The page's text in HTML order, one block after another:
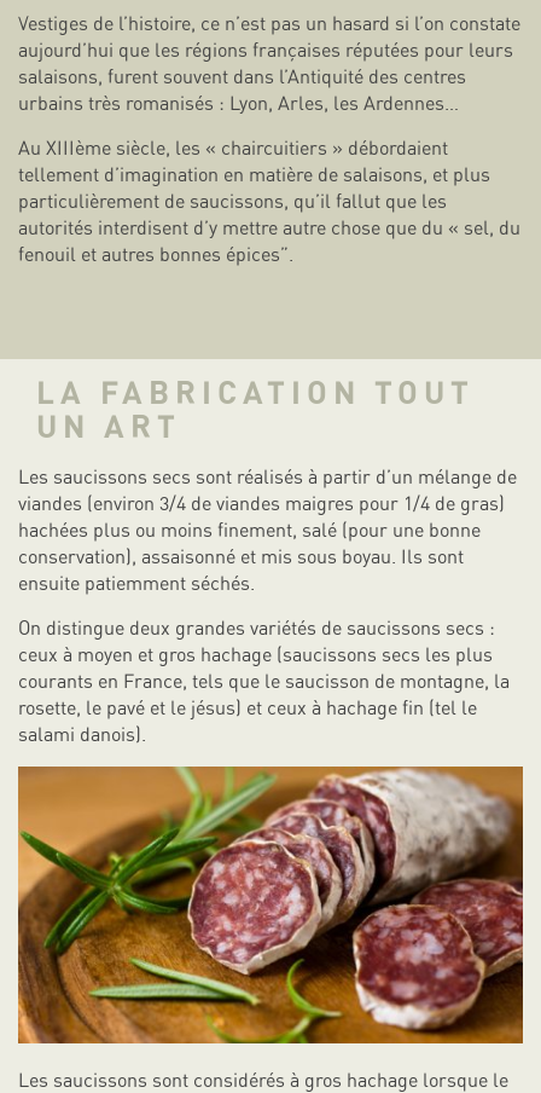
Vestiges de l’histoire, ce n’est pas un hasard si l’on constate
aujourd’hui que les régions françaises réputées pour leurs
salaisons, furent souvent dans l’Antiquité des centres
urbains très romanisés : Lyon, Arles, les Ardennes…
Au XIIIème siècle, les « chaircuitiers » débordaient
tellement d’imagination en matière de salaisons, et plus
particulièrement de saucissons, qu’il fallut que les
autorités interdisent d’y mettre autre chose que du « sel, du
fenouil et autres bonnes épices”.
LA FABRICATION TOUT
UN ART
Les saucissons secs sont réalisés à partir d’un mélange de
viandes (environ 3/4 de viandes maigres pour 1/4 de gras)
hachées plus ou moins finement, salé (pour une bonne
conservation), assaisonné et mis sous boyau. Ils sont
ensuite patiemment séchés.
On distingue deux grandes variétés de saucissons secs :
ceux à moyen et gros hachage (saucissons secs les plus
courants en France, tels que le saucisson de montagne, la
rosette, le pavé et le jésus) et ceux à hachage fin (tel le
salami danois).
Les saucissons sont considérés à gros hachage lorsque le